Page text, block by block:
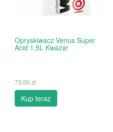
Opryskiwacz Venus Super
Acid 1,5L Kwazar
73.00 zł
Kup teraz